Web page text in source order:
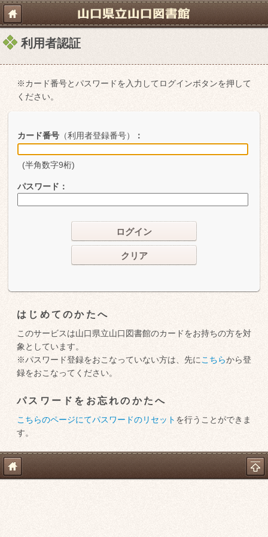
利用者認証
※カード番号とパスワードを入力してログインボタンを押して
ください。
カード番号 （利用者登録番号） ：
(半角数字9桁)
パスワード ：
ログイン
クリア
はじめてのかたへ
このサービスは山口県立山口図書館のカードをお持ちの方を対
象としています。
※パスワード登録をおこなっていない方は、先に こちらから登
録をおこなってください。
パスワードをお忘れのかたへ
こちらのページにてパスワードのリセット を行うことができま
す。